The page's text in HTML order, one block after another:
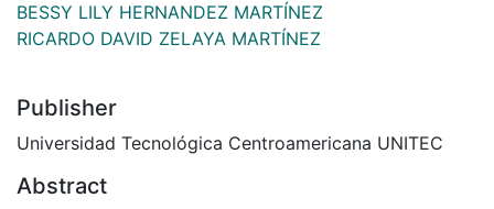
BESSY LILY HERNANDEZ MARTÍNEZ
RICARDO DAVID ZELAYA MARTÍNEZ
Publisher
Universidad Tecnológica Centroamericana UNITEC
Abstract